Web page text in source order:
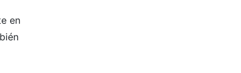
en